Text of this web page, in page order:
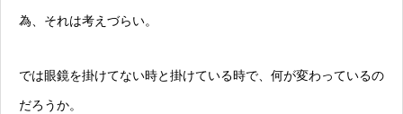
為、それは考えづらい。
では眼鏡を掛けてない時と掛けている時で、何が変わっているの
だろうか。